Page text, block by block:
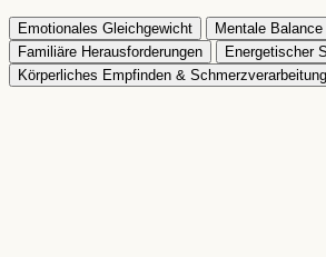
Emotionales Gleichgewicht
Mentale Balance
Familiäre Herausforderungen
Energetischer
Körperliches Empfinden & Schmerzverarbeitung